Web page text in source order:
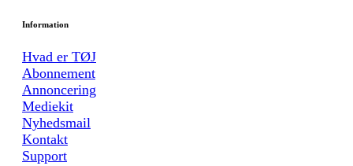
Information
Hvad er TØJ
Abonnement
Annoncering
Mediekit
Nyhedsmail
Kontakt
Support